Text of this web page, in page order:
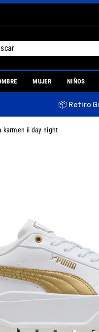
MUJER NIÑOS
📦 Retiro
karmen ii day night
MÁS BUSCADOS
.
river
.
boca
.
hombre